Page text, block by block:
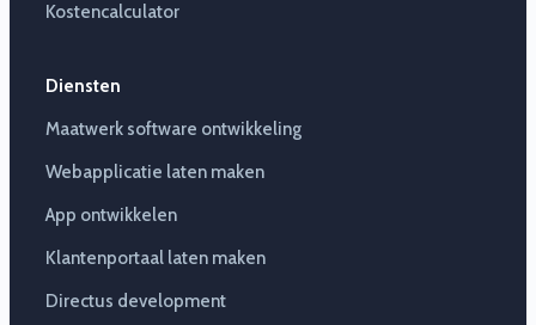
Kostencalculator
Diensten
Maatwerk software ontwikkeling
Webapplicatie laten maken
App ontwikkelen
Klantenportaal laten maken
Directus development